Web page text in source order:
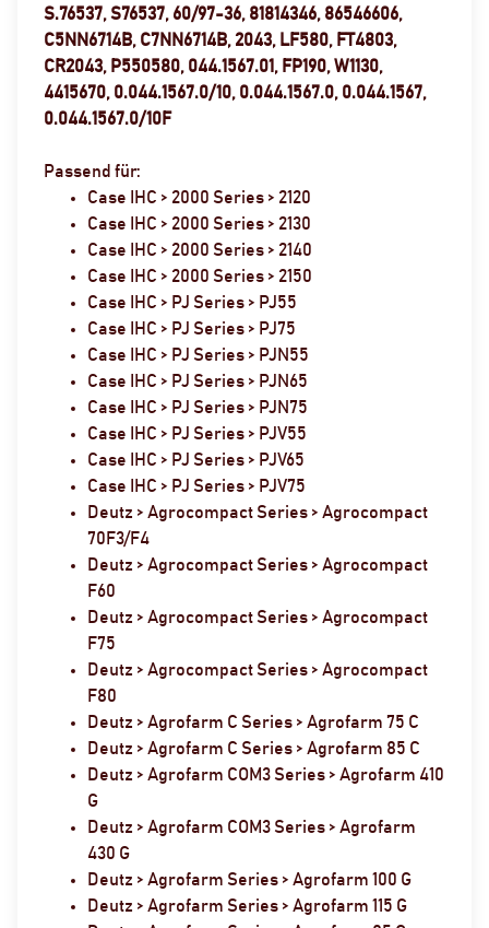
S.76537, S76537, 60/97-36, 81814346, 86546606,
C5NN6714B, C7NN6714B, 2043, LF580, FT4803,
CR2043, P550580, 044.1567.01, FP190, W1130,
4415670, 0.044.1567.0/10, 0.044.1567.0, 0.044.1567,
0.044.1567.0/10F
Passend für:
Case IHC > 2000 Series > 2120
Case IHC > 2000 Series > 2130
Case IHC > 2000 Series > 2140
Case IHC > 2000 Series > 2150
Case IHC > PJ Series > PJ55
Case IHC > PJ Series > PJ75
Case IHC > PJ Series > PJN55
Case IHC > PJ Series > PJN65
Case IHC > PJ Series > PJN75
Case IHC > PJ Series > PJV55
Case IHC > PJ Series > PJV65
Case IHC > PJ Series > PJV75
Deutz > Agrocompact Series > Agrocompact
70F3/F4
Deutz > Agrocompact Series > Agrocompact
F60
Deutz > Agrocompact Series > Agrocompact
F75
Deutz > Agrocompact Series > Agrocompact
F80
Deutz > Agrofarm C Series > Agrofarm 75 C
Deutz > Agrofarm C Series > Agrofarm 85 C
Deutz > Agrofarm COM3 Series > Agrofarm 410
G
Deutz > Agrofarm COM3 Series > Agrofarm
430 G
Deutz > Agrofarm Series > Agrofarm 100 G
Deutz > Agrofarm Series > Agrofarm 115 G